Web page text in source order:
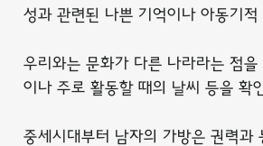
성과 관련된 나쁜 기억이나 아동기
우리와는 문화가 다른 나라라는 점
이나 주로 활동할 때의 날씨 등을 확
중세시대부터 남자의 가방은 권력